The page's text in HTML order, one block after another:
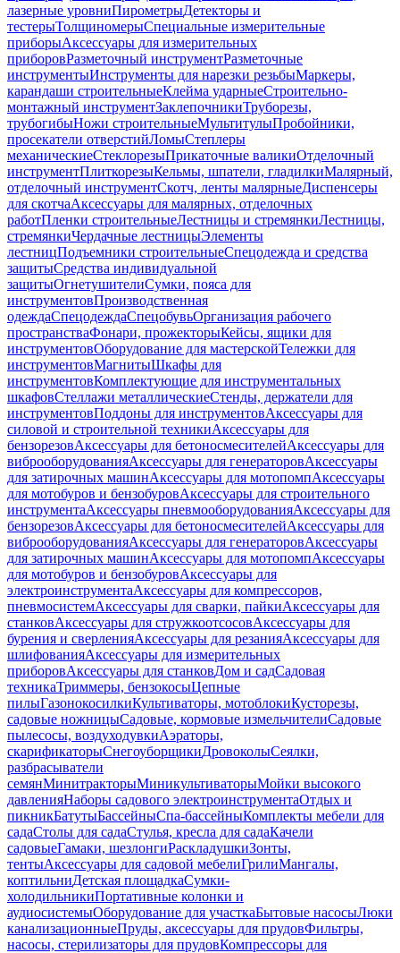
лазерные уровниПирометрыДетекторы и
тестерыТолщиномерыСпециальные измерительные
приборыАксессуары для измерительных
приборовРазметочный инструментРазметочные
инструментыИнструменты для нарезки резьбыМаркеры,
карандаши строительныеКлейма ударныеСтроительно-
монтажный инструментЗаклепочникиТруборезы,
трубогибыНожи строительныеМультитулыПробойники,
просекатели отверстийЛомыСтеплеры
механическиеСтеклорезыПрикаточные валикиОтделочный
инструментПлиткорезыКельмы, шпатели, гладилкиМалярный,
отделочный инструментСкотч, ленты малярныеДиспенсеры
для скотчаАксессуары для малярных, отделочных
работПленки строительныеЛестницы и стремянкиЛестницы,
стремянкиЧердачные лестницыЭлементы
лестницПодъемники строительныеСпецодежда и средства
защитыСредства индивидуальной
защитыОгнетушителиСумки, пояса для
инструментовПроизводственная
одеждаСпецодеждаСпецобувьОрганизация рабочего
пространстваФонари, прожекторыКейсы, ящики для
инструментовОборудование для мастерскойТележки для
инструментовМагнитыШкафы для
инструментовКомплектующие для инструментальных
шкафовСтеллажи металлическиеСтенды, держатели для
инструментовПоддоны для инструментовАксессуары для
силовой и строительной техникиАксессуары для
бензорезовАксессуары для бетоносмесителейАксессуары для
виброоборудованияАксессуары для генераторовАксессуары
для затирочных машинАксессуары для мотопомпАксессуары
для мотобуров и бензобуровАксессуары для строительного
инструментаАксессуары пневмооборудованияАксессуары для
бензорезовАксессуары для бетоносмесителейАксессуары для
виброоборудованияАксессуары для генераторовАксессуары
для затирочных машинАксессуары для мотопомпАксессуары
для мотобуров и бензобуровАксессуары для
электроинструментаАксессуары для компрессоров,
пневмосистемАксессуары для сварки, пайкиАксессуары для
станковАксессуары для стружкоотсосовАксессуары для
бурения и сверленияАксессуары для резанияАксессуары для
шлифованияАксессуары для измерительных
приборовАксессуары для станковДом и садСадовая
техникаТриммеры, бензокосыЦепные
пилыГазонокосилкиКультиваторы, мотоблокиКусторезы,
садовые ножницыСадовые, кормовые измельчителиСадовые
пылесосы, воздуходувкиАэраторы,
скарификаторыСнегоуборщикиДровоколыСеялки,
разбрасыватели
семянМинитракторыМиникультиваторыМойки высокого
давленияНаборы садового электроинструментаОтдых и
пикникБатутыБассейныСпа-бассейныКомплекты мебели для
садаСтолы для садаСтулья, кресла для садаКачели
садовыеГамаки, шезлонгиРаскладушкиЗонты,
тентыАксессуары для садовой мебелиГрилиМангалы,
коптильниДетская площадкаСумки-
холодильникиПортативные колонки и
аудиосистемыОборудование для участкаБытовые насосыЛюки
канализационныеПруды, аксессуары для прудовФильтры,
насосы, стерилизаторы для прудовКомпрессоры для